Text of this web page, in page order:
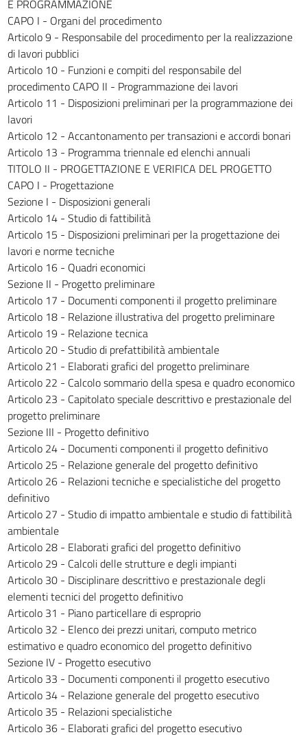
169
170
171
172
173
175
176
177
TITOLO IX - CONTABILITÀ DEI LAVORI
CAPO I - Scopo e forma della contabilità
178
179
180
181
182
183
184
185
186
187
188
189
190
191
192
193
194
195
196
197
198
199
200
201
E PROGRAMMAZIONE
CAPO I - Organi del procedimento
Articolo 9 - Responsabile del procedimento per la realizzazione
di lavori pubblici
Articolo 10 - Funzioni e compiti del responsabile del
procedimento CAPO II - Programmazione dei lavori
Articolo 11 - Disposizioni preliminari per la programmazione dei
lavori
Articolo 12 - Accantonamento per transazioni e accordi bonari
Articolo 13 - Programma triennale ed elenchi annuali
TITOLO II - PROGETTAZIONE E VERIFICA DEL PROGETTO
CAPO I - Progettazione
Sezione I - Disposizioni generali
Articolo 14 - Studio di fattibilità
Articolo 15 - Disposizioni preliminari per la progettazione dei
lavori e norme tecniche
Articolo 16 - Quadri economici
Sezione II - Progetto preliminare
Articolo 17 - Documenti componenti il progetto preliminare
Articolo 18 - Relazione illustrativa del progetto preliminare
Articolo 19 - Relazione tecnica
Articolo 20 - Studio di prefattibilità ambientale
Articolo 21 - Elaborati grafici del progetto preliminare
Articolo 22 - Calcolo sommario della spesa e quadro economico
Articolo 23 - Capitolato speciale descrittivo e prestazionale del
progetto preliminare
Sezione III - Progetto definitivo
Articolo 24 - Documenti componenti il progetto definitivo
Articolo 25 - Relazione generale del progetto definitivo
Articolo 26 - Relazioni tecniche e specialistiche del progetto
definitivo
Articolo 27 - Studio di impatto ambientale e studio di fattibilità
ambientale
Articolo 28 - Elaborati grafici del progetto definitivo
Articolo 29 - Calcoli delle strutture e degli impianti
Articolo 30 - Disciplinare descrittivo e prestazionale degli
elementi tecnici del progetto definitivo
Articolo 31 - Piano particellare di esproprio
Articolo 32 - Elenco dei prezzi unitari, computo metrico
estimativo e quadro economico del progetto definitivo
Sezione IV - Progetto esecutivo
Articolo 33 - Documenti componenti il progetto esecutivo
Articolo 34 - Relazione generale del progetto esecutivo
Articolo 35 - Relazioni specialistiche
Articolo 36 - Elaborati grafici del progetto esecutivo